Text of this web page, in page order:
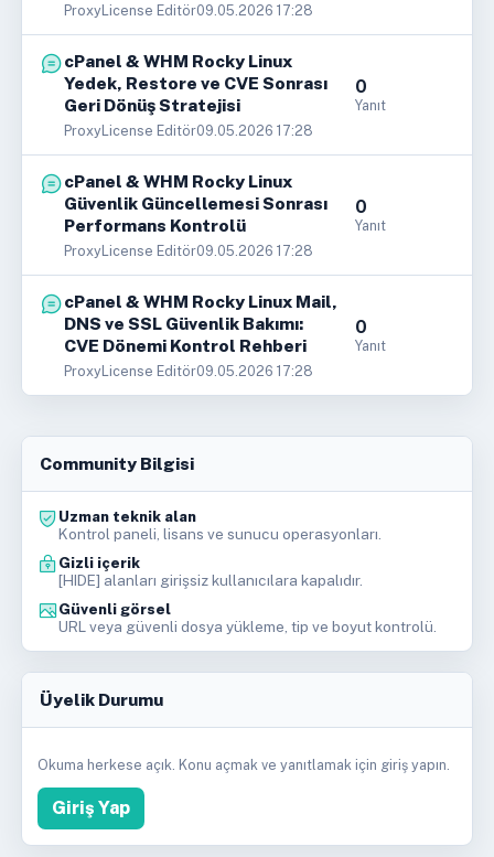
ProxyLicense Editör09.05.2026 17:28
cPanel & WHM Rocky Linux
Yedek, Restore ve CVE Sonrası
Geri Dönüş Stratejisi
ProxyLicense Editör09.05.2026 17:28
0
Yanıt
cPanel & WHM Rocky Linux
Güvenlik Güncellemesi Sonrası
Performans Kontrolü
ProxyLicense Editör09.05.2026 17:28
0
Yanıt
cPanel & WHM Rocky Linux Mail,
DNS ve SSL Güvenlik Bakımı:
CVE Dönemi Kontrol Rehberi
ProxyLicense Editör09.05.2026 17:28
0
Yanıt
Community Bilgisi
Uzman teknik alan
Kontrol paneli, lisans ve sunucu operasyonları.
Gizli içerik
[HIDE] alanları girişsiz kullanıcılara kapalıdır.
Güvenli görsel
URL veya güvenli dosya yükleme, tip ve boyut kontrolü.
Üyelik Durumu
Okuma herkese açık. Konu açmak ve yanıtlamak için giriş yapın.
Giriş Yap